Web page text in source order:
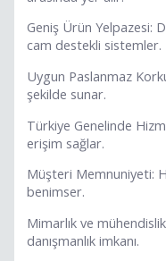
Geniş Ürün Yelpazesi:
cam destekli sistemler.
Uygun Paslanmaz
şekilde sunar.
Türkiye Genelinde
erişim sağlar.
Müşteri Memnuniyeti:
benimser.
Mimarlık ve
danışmanlık imkanı.